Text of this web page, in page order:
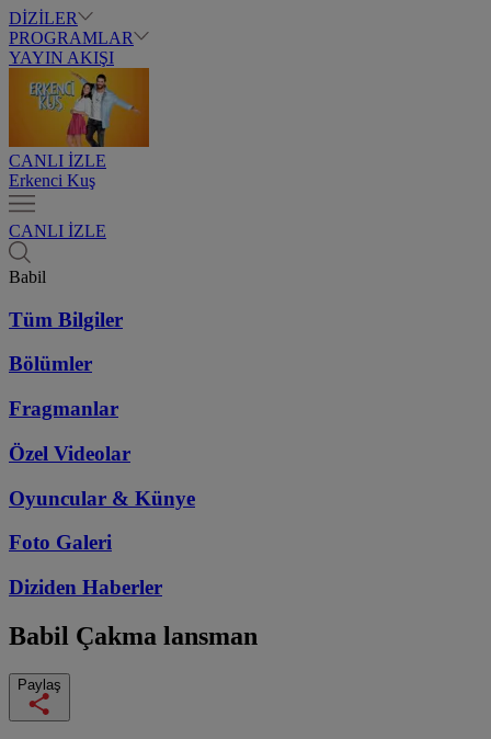
DİZİLER
PROGRAMLAR
YAYIN AKIŞI
CANLI İZLE
Erkenci Kuş
CANLI İZLE
Babil
Tüm Bilgiler
Bölümler
Fragmanlar
Özel Videolar
Oyuncular & Künye
Foto Galeri
Diziden Haberler
Babil Çakma lansman
Paylaş